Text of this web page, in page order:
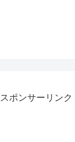
スポンサーリンク